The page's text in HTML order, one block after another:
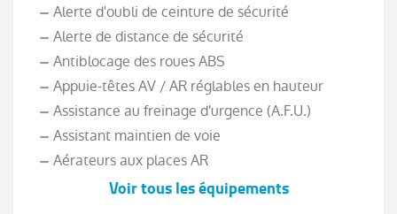
Alerte d'oubli de ceinture de sécurité
Alerte de distance de sécurité
Antiblocage des roues ABS
Appuie-têtes AV / AR réglables en hauteur
Assistance au freinage d'urgence (A.F.U.)
Assistant maintien de voie
Aérateurs aux places AR
Voir tous les équipements